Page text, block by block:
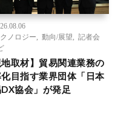
ノロジー
動向/展望
記者会
地取材】貿易関連業務の
目指す業界団体「日本
協会」が発足